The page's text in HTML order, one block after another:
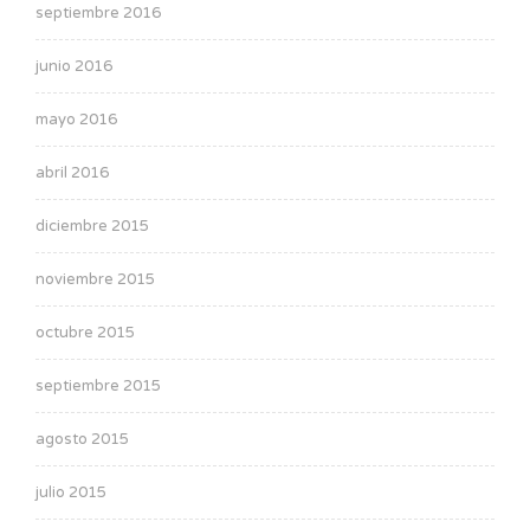
septiembre 2016
junio 2016
mayo 2016
abril 2016
diciembre 2015
noviembre 2015
octubre 2015
septiembre 2015
agosto 2015
julio 2015